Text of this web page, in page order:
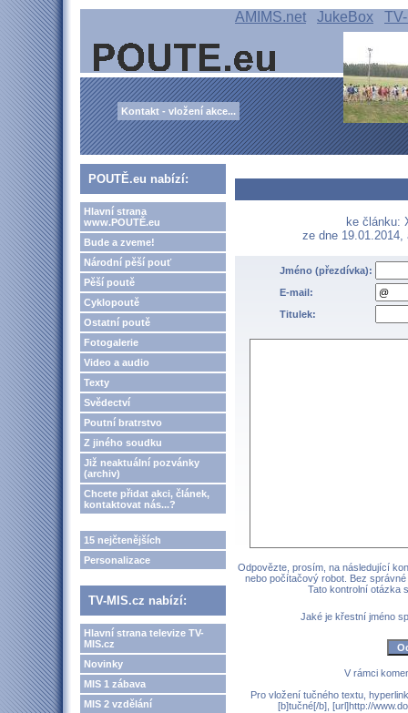
AMIMS.net JukeBox
Kontakt - vložení akce...
POUTĚ.eu nabízí:
Hlavní strana
www.POUTĚ.eu
Bude a zveme!
Národní pěší pouť
Pěší poutě
Cyklopoutě
Ostatní poutě
Fotogalerie
Video a audio
Texty
Svědectví
Poutní bratrstvo
Z jiného soudku
Již neaktuální pozvánky
(archiv)
Chcete přidat akci, článek,
kontaktovat nás...?
15 nejčtenějších
Personalizace
TV-MIS.cz nabízí:
Hlavní strana televize TV-
MIS.cz
Novinky
MIS 1 zábava
MIS 2 vzdělání
ke článku:
ze dne
Jméno (přezdívka):
E-mail:
Titulek:
Odpovězte, prosím, na následující
nebo počítačový robot. Bez
Tato kontrolní otázka
Jaké je křestní jméno
V rámci
Pro vložení tučného textu,
[b]tučné[/b], [url]http://